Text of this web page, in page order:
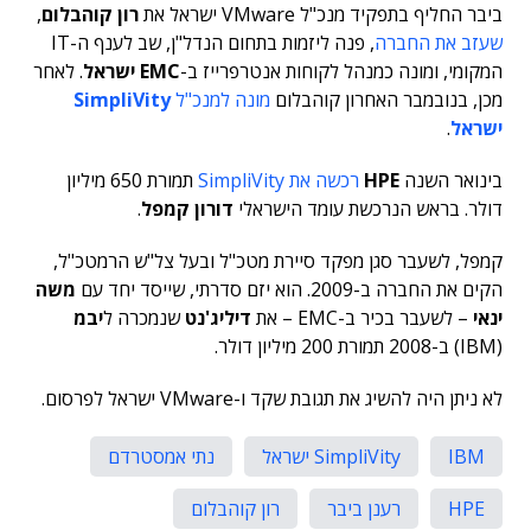
ביבר החליף בתפקיד מנכ"ל VMware ישראל את
רון קוהבלום,
שעזב את החברה
, פנה ליזמות בתחום הנדל"ן, שב לענף ה-IT
המקומי, ומונה כמנהל לקוחות אנטרפרייז ב-EMC ישראל
. לאחר
מכן, בנובמבר האחרון קוהבלום מונה למנכ"לSimpliVity
ישראל.
בינואר השנה HPE רכשה את SimpliVity
תמורת 650 מיליון
דולר. בראש הנרכשת עומד הישראלי דורון קמפל.
קמפל, לשעבר סגן מפקד סיירת מטכ"ל ובעל צל"ש הרמטכ"ל,
הקים את החברה ב-2009. הוא יזם סדרתי, שייסד יחד עם
משה
ינאי – לשעבר בכיר ב-EMC – את דיליג'נטשנמכרה ליבמ
(IBM) ב-2008 תמורת 200 מיליון דולר.
לא ניתן היה להשיג את תגובת שקד ו-VMware ישראל לפרסום.
IBM SimpliVity ישראל
נתי אמסטרדם
HPE
רענן ביבר
רון קוהבלום